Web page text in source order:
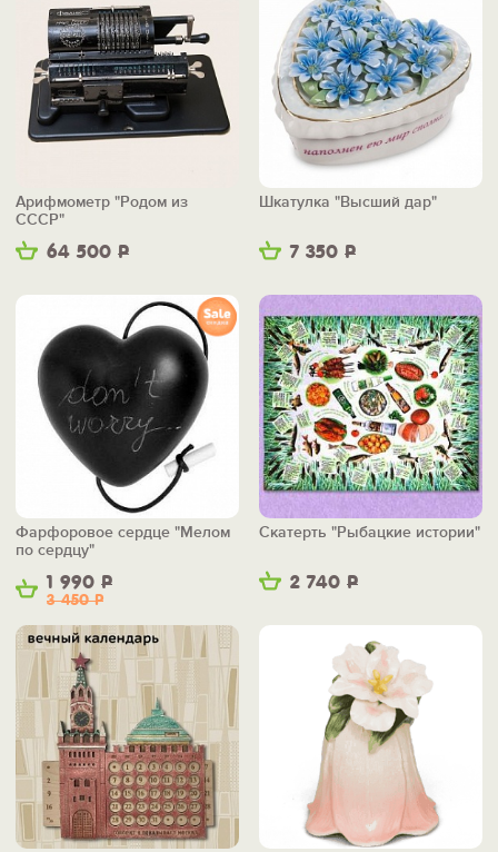
64 500 Р
Арифмометр "Родом из
СССР"
7 350 Р
Шкатулка "Высший дар"
1 990 Р
3 450Р
Фарфоровое сердце "Мелом
по сердцу"
2 740 Р
Скатерть "Рыбацкие истории"